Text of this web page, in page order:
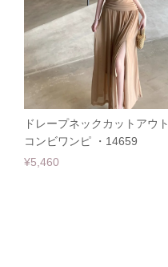
ドレープネックカットアウト
コンビワンピ ・14659
¥5,460